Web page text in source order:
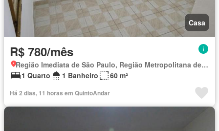
Casa
R$ 780/mês
Região Imediata de São Paulo, Região Metropolitana de São Paulo
1 Quarto
1 Banheiro 60 m²
Há 2 dias, 11 horas em QuintoAndar